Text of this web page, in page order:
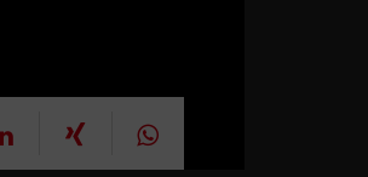
mitteilen